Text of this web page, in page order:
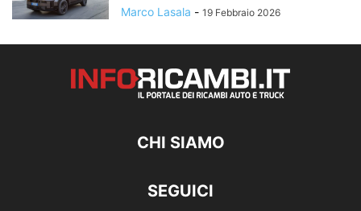
Marco Lasala - 19 Febbraio 2026
CHI SIAMO
SEGUICI